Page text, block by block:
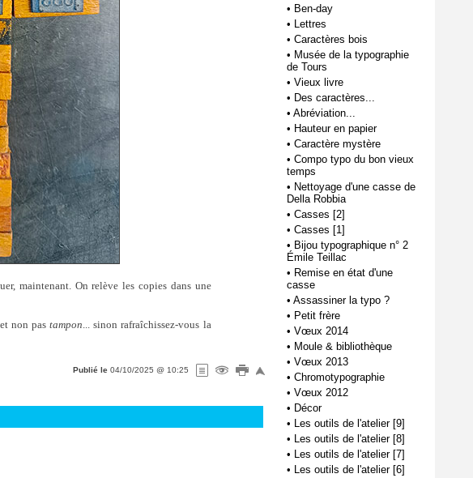
maintenant. On relève les copies dans une
et non pastampon ... sinon rafraîchissez-vous la
Publié le 04/10/2025 @ 10:25
• Ben-day
• Lettres
• Caractères bois
• Musée de la typographie
de Tours
• Vieux livre
• Des caractères...
• Abréviation...
• Hauteur en papier
• Caractère mystère
• Compo typo du bon vieux
temps
• Nettoyage d'une casse de
Della Robbia
• Casses [2]
• Casses [1]
• Bijou typographique n° 2
Émile Teillac
• Remise en état d'une
casse
• Assassiner la typo ?
• Petit frère
• Vœux 2014
• Moule & bibliothèque
• Vœux 2013
• Chromotypographie
• Vœux 2012
• Décor
• Les outils de l'atelier [9]
• Les outils de l'atelier [8]
• Les outils de l'atelier [7]
• Les outils de l'atelier [6]